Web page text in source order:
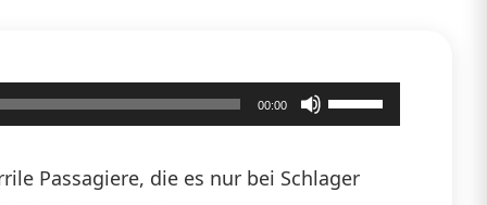
00:00
Pfeiltasten
Passagiere, die es nur bei Schlager